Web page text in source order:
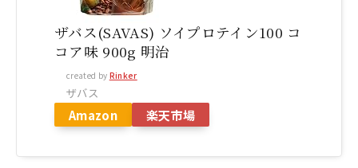
ザバス(SAVAS) ソイプロテイン100 コ
コア味 900g 明治
created by Rinker
ザバス
Amazon 楽天市場